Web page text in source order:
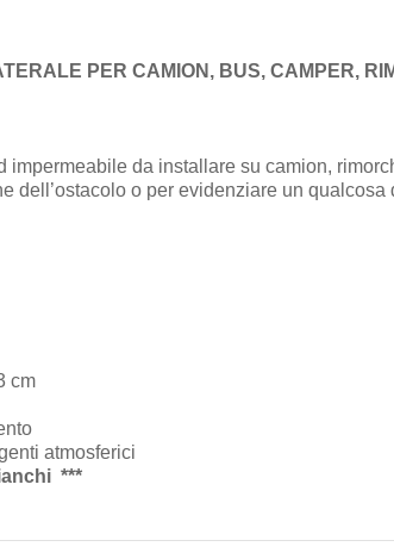
PER CAMION, BUS, CAMPER,
impermeabile da installare su camion,
dell’ostacolo o per evidenziare un
cm
atmosferici
***